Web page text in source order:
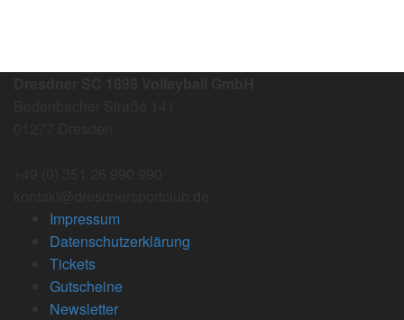
Impressum
Datenschutzerklärung
Tickets
Gutscheine
Newsletter